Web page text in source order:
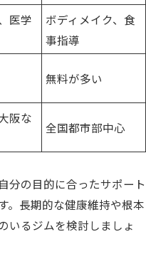
医学
ボディメイク、食
事指導
無料が多い
阪な
全国都市部中心
分の目的に合ったサポート
。長期的な健康維持や根本
いるジムを検討しましょ